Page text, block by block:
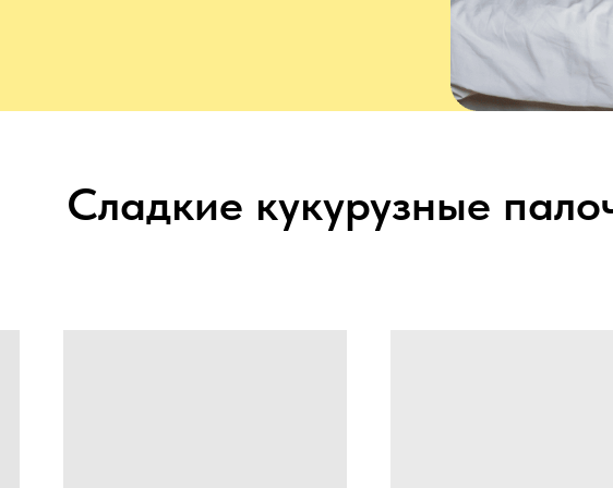
Сладкие кукурузные